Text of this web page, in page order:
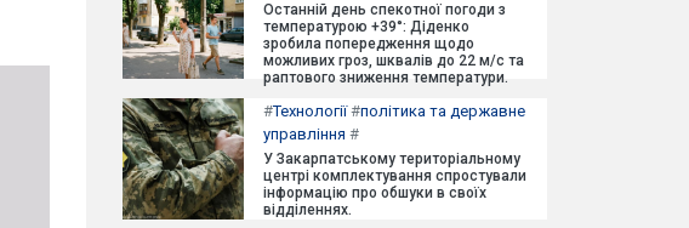
Останній день спекотної погоди з
температурою +39°: Діденко
зробила попередження щодо
можливих гроз, шквалів до 22 м/с та
раптового зниження температури.
#Технології#політика та державне
управління #
У Закарпатському територіальному
центрі комплектування спростували
інформацію про обшуки в своїх
відділеннях.